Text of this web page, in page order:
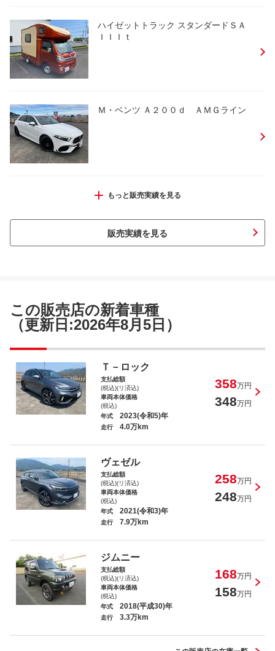
ハイゼットトラック スタンダードＳＡ
ＩＩＩｔ
Ｍ・ベンツ Ａ２００ｄ ＡＭＧライン
フィットハイブリッド Ｌ ホンダセン
セレナ ハイウェイスターＧ Ｓ－ＨＶアド
バンスドセーフティ
ＳＡＩＩ
ランドクルーザー２５０ ＶＸ
もっと販売実績を見る
販売実績を見る
この販売店の新着車種
（更新日:2026年8月5日）
Ｔ－ロック
支払総額
(税込)(リ済込)
358万円
車両本体価格
(税込)
348万円
年式 2023(令和5)年
走行 4.0万km
ヴェゼル
支払総額
(税込)(リ済込)
258万円
車両本体価格
(税込)
248万円
年式 2021(令和3)年
走行 7.9万km
ジムニー
支払総額
(税込)(リ済込)
168万円
車両本体価格
(税込)
158万円
年式 2018(平成30)年
走行 3.3万km